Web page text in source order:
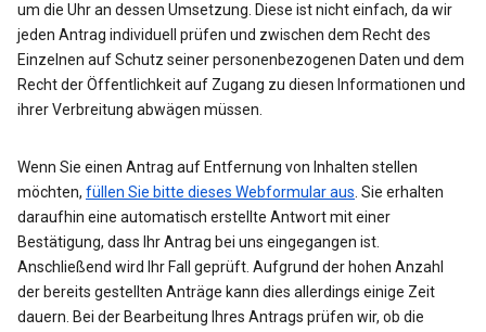
um die Uhr an dessen Umsetzung. Diese ist nicht einfach, da wir
jeden Antrag individuell prüfen und zwischen dem Recht des
Einzelnen auf Schutz seiner personenbezogenen Daten und dem
Recht der Öffentlichkeit auf Zugang zu diesen Informationen und
ihrer Verbreitung abwägen müssen.
Wenn Sie einen Antrag auf Entfernung von Inhalten stellen
möchten, füllen Sie bitte dieses Webformular aus . Sie erhalten
daraufhin eine automatisch erstellte Antwort mit einer
Bestätigung, dass Ihr Antrag bei uns eingegangen ist.
Anschließend wird Ihr Fall geprüft. Aufgrund der hohen Anzahl
der bereits gestellten Anträge kann dies allerdings einige Zeit
dauern. Bei der Bearbeitung Ihres Antrags prüfen wir, ob die